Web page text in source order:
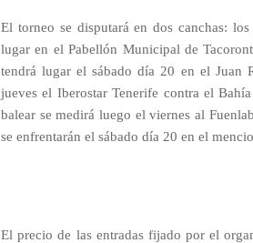
El torneo se disputará en dos canchas:
lugar en el Pabellón Municipal de
tendrá lugar el sábado día 20 en el Juan
jueves el Iberostar Tenerife contra el
balear se medirá luego el viernes al
se enfrentarán el sábado día 20 en el
El precio de las entradas fijado por el